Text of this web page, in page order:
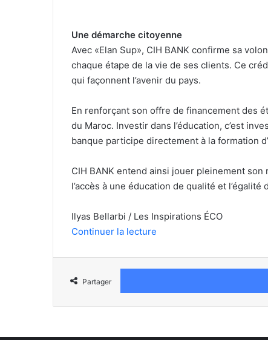
Une démarche citoyenne
Avec «Elan Sup», CIH BANK confirme sa
chaque étape de la vie de ses clients. Ce
qui façonnent l’avenir du pays.
En renforçant son offre de financement des
du Maroc. Investir dans l’éducation, c’est
banque participe directement à la formation
CIH BANK entend ainsi jouer pleinement
l’accès à une éducation de qualité et
Ilyas Bellarbi / Les Inspirations ÉCO
Continuer la lecture
Partager